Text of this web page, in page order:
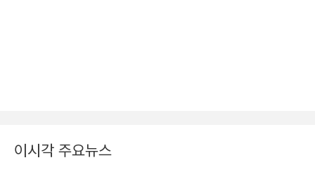
이시각 주요뉴스